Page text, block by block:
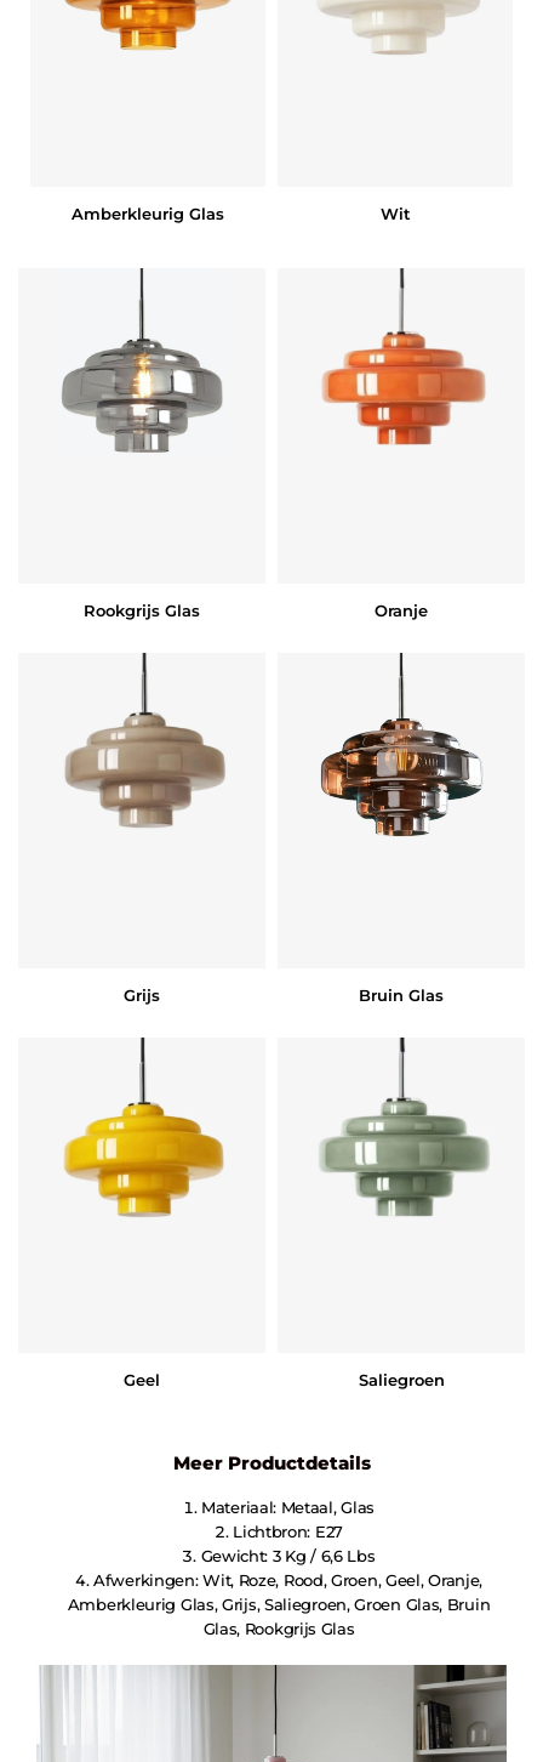
Amberkleurig Glas Wit
Rookgrijs Glas Oranje
Grijs Bruin Glas
Geel Saliegroen
Meer Productdetails
Materiaal: Metaal, Glas
Lichtbron: E27
Gewicht: 3 Kg / 6,6 Lbs
Afwerkingen: Wit, Roze, Rood, Groen, Geel, Oranje,
Amberkleurig Glas, Grijs, Saliegroen, Groen Glas, Bruin
Glas, Rookgrijs Glas